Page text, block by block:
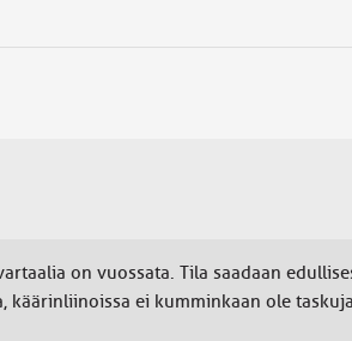
on vuossata. Tila saadaan
käärinliinoissa ei kumminkaan ole